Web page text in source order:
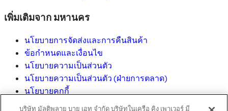
เพิ่มเติมจาก มหานคร
นโยบายการจัดส่งและการคืนสินค้า
ข้อกำหนดและเงื่อนไข
นโยบายความเป็นส่วนตัว
นโยบายความเป็นส่วนตัว (ฝ่ายการตลาด)
นโยบายคุกกี้
การใช้สิทธิ์ของเจ้าของข้อมูลส่วนบุคคล
บริษัท มัลติพลาย บาย เอท จำกัด บริษัทในเครือ คิง เพาเวอร์ มี